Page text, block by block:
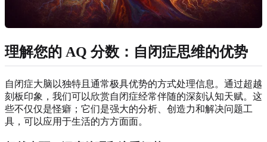
理解您的 AQ 分数：自闭症思维的优势
自闭症大脑以独特且通常极具优势的方式处理信息。通过超越
刻板印象，我们可以欣赏自闭症经常伴随的深刻认知天赋。这
些不仅仅是怪癖；它们是强大的分析、创造力和解决问题工
具，可以应用于生活的方方面面。